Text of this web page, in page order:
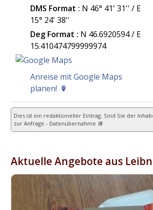
DMS Format : N 46° 41' 31'' / E
15° 24' 38''
Deg Format : N 46.6920594/ E
15.410474799999974
Anreise mit Google Maps
planen!
Dies ist ein redaktioneller Eintrag. Sind Sie der
zur Anfrage - Datenübernahme
Aktuelle Angebote aus